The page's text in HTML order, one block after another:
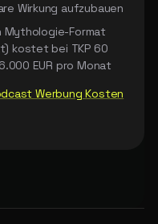
Wirkung aufzubauen
Mythologie-Format
kostet bei TKP 60
EUR pro Monat
Werbung Kosten